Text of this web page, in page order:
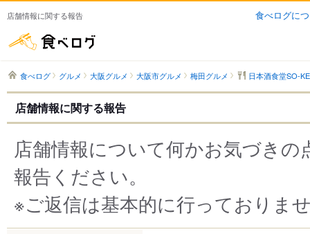
店舗情報に関する報告 食べログに
食べログ グルメ 大阪グルメ 大阪市グルメ 梅田グルメ 日本酒食堂SO-
店舗情報に関する報告
店舗情報について何かお気づき
報告ください。
※ご返信は基本的に行っておりま